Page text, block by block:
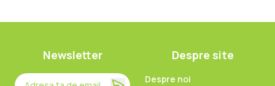
Newsletter Despre site
Despre noi